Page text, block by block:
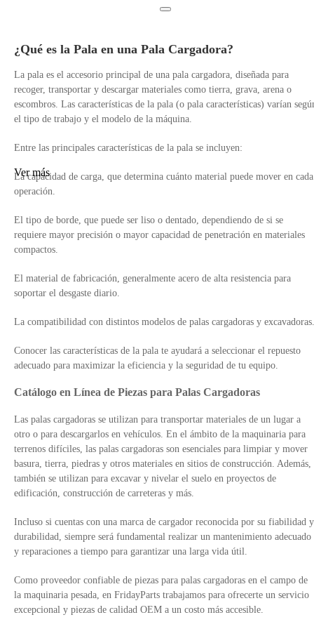
¿Qué es la Pala en una Pala Cargadora?
La pala es el accesorio principal de una pala cargadora, diseñada para
recoger, transportar y descargar materiales como tierra, grava, arena o
escombros. Las características de la pala (o pala características) varían
el tipo de trabajo y el modelo de la máquina.
Entre las principales características de la pala se incluyen:
La capacidad de carga, que determina cuánto material puede mover en cada
operación.
El tipo de borde, que puede ser liso o dentado, dependiendo de si se
requiere mayor precisión o mayor capacidad de penetración en materiales
compactos.
El material de fabricación, generalmente acero de alta resistencia para
soportar el desgaste diario.
La compatibilidad con distintos modelos de palas cargadoras y excavadoras.
Conocer las características de la pala te ayudará a seleccionar el repuesto
adecuado para maximizar la eficiencia y la seguridad de tu equipo.
Catálogo en Línea de Piezas para Palas Cargadoras
Las palas cargadoras se utilizan para transportar materiales de un lugar a
otro o para descargarlos en vehículos. En el ámbito de la maquinaria para
terrenos difíciles, las palas cargadoras son esenciales para limpiar y mover
basura, tierra, piedras y otros materiales en sitios de construcción. Además,
también se utilizan para excavar y nivelar el suelo en proyectos de
edificación, construcción de carreteras y más.
Incluso si cuentas con una marca de cargador reconocida por su fiabilidad y
durabilidad, siempre será fundamental realizar un mantenimiento adecuado
y reparaciones a tiempo para garantizar una larga vida útil.
Como proveedor confiable de piezas para palas cargadoras en el campo de
la maquinaria pesada, en FridayParts trabajamos para ofrecerte un servicio
excepcional y piezas de calidad OEM a un costo más accesible.
Ver más